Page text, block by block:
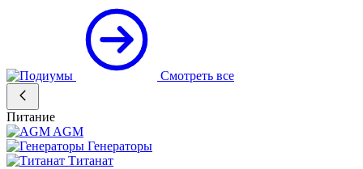
Смотреть все
Питание
AGM
Генераторы
Титанат